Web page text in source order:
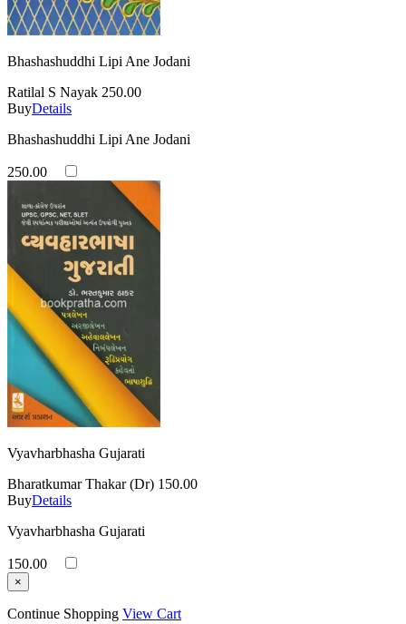
Bhashashuddhi Lipi Ane Jodani
Ratilal S Nayak 250.00
BuyDetails
Bhashashuddhi Lipi Ane Jodani
250.00
Vyavharbhasha Gujarati
Bharatkumar Thakar (Dr) 150.00
BuyDetails
Vyavharbhasha Gujarati
150.00
×
Continue Shopping View Cart